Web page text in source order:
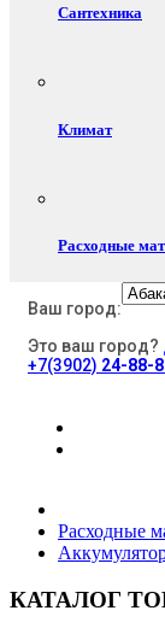
Сантехника
Климат
Расходные
Ваш город:
Это ваш город?
+7(3902) 24-88-
Расходные
КАТАЛОГ